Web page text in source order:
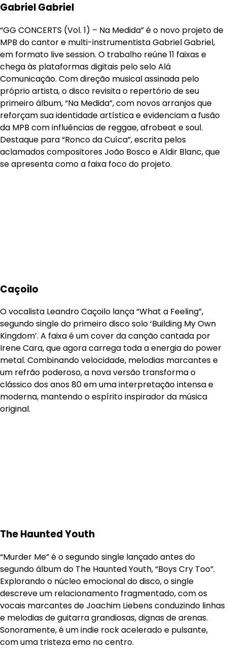
Gabriel Gabriel
“GG CONCERTS (Vol. 1) – Na Medida” é o novo projeto de
MPB do cantor e multi-instrumentista Gabriel Gabriel,
em formato live session. O trabalho reúne 11 faixas e
chega às plataformas digitais pelo selo Alá
Comunicação. Com direção musical assinada pelo
próprio artista, o disco revisita o repertório de seu
primeiro álbum, “Na Medida”, com novos arranjos que
reforçam sua identidade artística e evidenciam a fusão
da MPB com influências de reggae, afrobeat e soul.
Destaque para “Ronco da Cuíca”, escrita pelos
aclamados compositores João Bosco e Aldir Blanc, que
se apresenta como a faixa foco do projeto.
Caçoilo
O vocalista Leandro Caçoilo lança “What a Feeling”,
segundo single do primeiro disco solo ‘Building My Own
Kingdom’. A faixa é um cover da canção cantada por
Irene Cara, que agora carrega toda a energia do power
metal. Combinando velocidade, melodias marcantes e
um refrão poderoso, a nova versão transforma o
clássico dos anos 80 em uma interpretação intensa e
moderna, mantendo o espírito inspirador da música
original.
The Haunted Youth
“Murder Me” é o segundo single lançado antes do
segundo álbum do The Haunted Youth, “Boys Cry Too”.
Explorando o núcleo emocional do disco, o single
descreve um relacionamento fragmentado, com os
vocais marcantes de Joachim Liebens conduzindo linhas
e melodias de guitarra grandiosas, dignas de arenas.
Sonoramente, é um indie rock acelerado e pulsante,
com uma tristeza emo no centro.